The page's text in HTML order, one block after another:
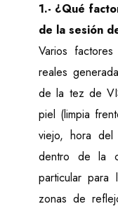
Centered:
cm)
Total
20.9 in (38.1
Weight: 31
Power
Voltage:
Current: 3
1.- ¿Qué
de la sesión
Varios
reales
de la tez de
piel (limpia
viejo, hora
dentro de la
particular para
zonas de